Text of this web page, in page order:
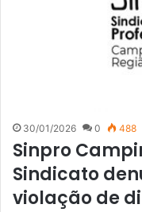
30/01/2026 0 488
Sinpro
Sindicato
violação de